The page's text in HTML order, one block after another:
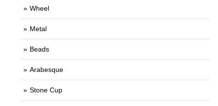
Wheel
Metal
Beads
Arabesque
Stone Cup